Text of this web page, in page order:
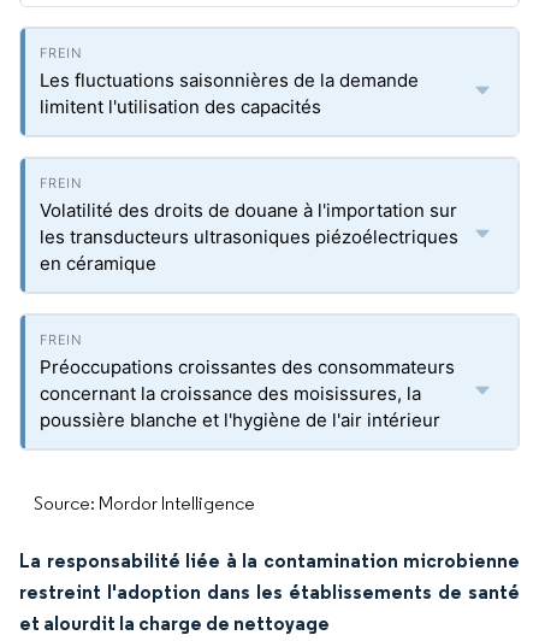
Les fluctuations saisonnières de la demande
limitent l'utilisation des capacités
Volatilité des droits de douane à l'importation sur
les transducteurs ultrasoniques piézoélectriques
en céramique
Préoccupations croissantes des consommateurs
concernant la croissance des moisissures, la
poussière blanche et l'hygiène de l'air intérieur
Source: Mordor Intelligence
La responsabilité liée à la contamination microbienne
restreint l'adoption dans les établissements de santé
et alourdit la charge de nettoyage